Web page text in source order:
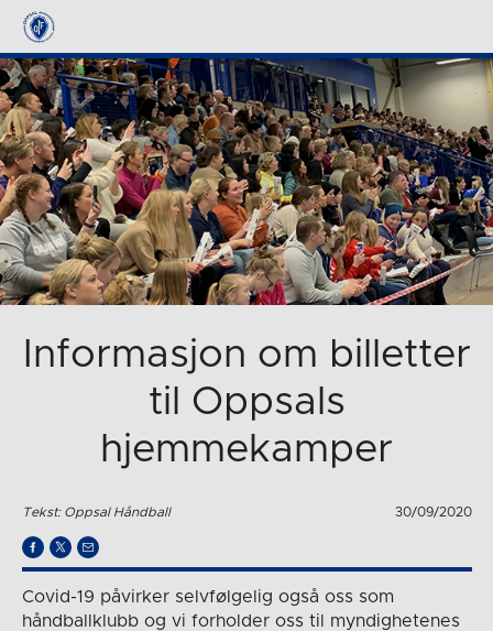
Informasjon om billetter
til Oppsals
hjemmekamper
Tekst: Oppsal Håndball 30/09/2020
Covid-19 påvirker selvfølgelig også oss som
håndballklubb og vi forholder oss til myndighetenes